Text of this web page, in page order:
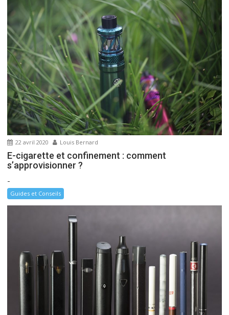
22 avril 2020 Louis Bernard
E-cigarette et confinement : comment
s’approvisionner ?
-
Guides et Conseils